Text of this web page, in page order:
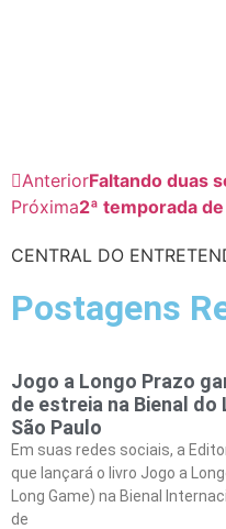
AnteriorFaltando duas
Próxima2ª temporada
CENTRAL DO
Postagens
Jogo a Longo Prazo
de estreia na Bienal do
São Paulo
Em suas redes sociais, a
que lançará o livro Jogo a
Long Game) na Bienal
de